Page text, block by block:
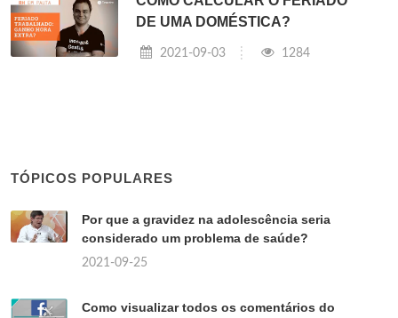
DE UMA DOMÉSTICA?
2021-09-03 1284
TÓPICOS POPULARES
Por que a gravidez na adolescência seria
considerado um problema de saúde?
2021-09-25
Como visualizar todos os comentários do